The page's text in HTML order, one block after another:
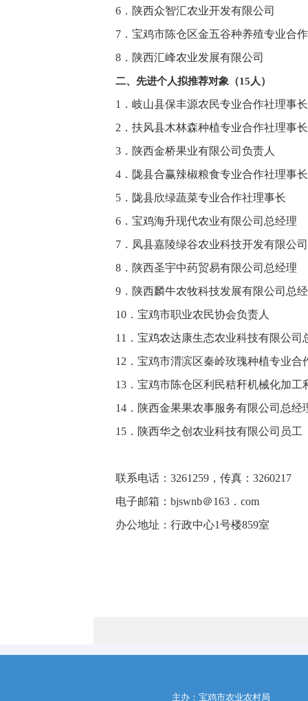
6．陕西众智汇农业开发有限公司
7．宝鸡市陈仓区金五谷种养殖专业合
8．陕西汇峰农业发展有限公司
二、先进个人拟推荐对象（15人）
1．岐山县保丰源农
2．扶风县木林森种
3．陕西金桥果
4．陇县合赢辣椒粮
5．陇县欣绿蔬菜
6．宝鸡海升现代
7．凤县嘉陵绿谷农业
8．陕西圣宇中药
9．陕西麟牛农牧科
10．宝鸡市职业
11．宝鸡农达康生态
12．宝鸡市渭滨区秦岭
13．宝鸡市陈仓区利民秸秆
14．陕西金果果农
15．陕西华之创农
联系电话：3261259，传真：3260217
电子邮箱：bjswnb＠163．com
办公地址：行政中心1号楼859室
主办：宝鸡市农业农村局